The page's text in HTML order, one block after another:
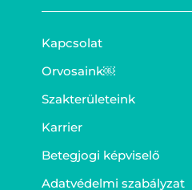
Kapcsolat
Orvosaink￼
Szakterületeink
Karrier
Betegjogi képviselő
Adatvédelmi szabályzat